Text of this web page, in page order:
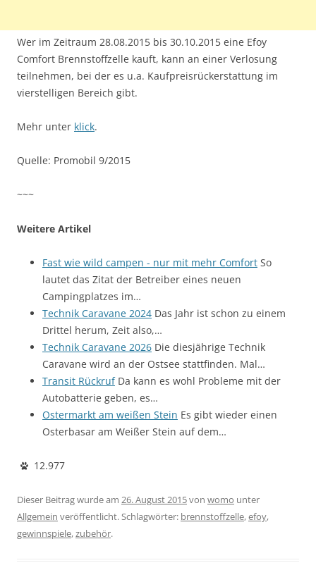
Wer im Zeitraum 28.08.2015 bis 30.10.2015 eine Efoy
Comfort Brennstoffzelle kauft, kann an einer Verlosung
teilnehmen, bei der es u.a. Kaufpreisrückerstattung im
vierstelligen Bereich gibt.
Mehr unter klick.
Quelle: Promobil 9/2015
~~~
Weitere Artikel
Fast wie wild campen - nur mit mehr Comfort So
lautet das Zitat der Betreiber eines neuen
Campingplatzes im…
Technik Caravane 2024 Das Jahr ist schon zu einem
Drittel herum, Zeit also,…
Technik Caravane 2026 Die diesjährige Technik
Caravane wird an der Ostsee stattfinden. Mal…
Transit RückrufDa kann es wohl Probleme mit der
Autobatterie geben, es…
Ostermarkt am weißen Stein Es gibt wieder einen
Osterbasar am Weißer Stein auf dem…
12.977
Dieser Beitrag wurde am 26. August 2015von womo unter
Allgemein veröffentlicht. Schlagwörter: brennstoffzelle,efoy,
gewinnspiele,zubehör.